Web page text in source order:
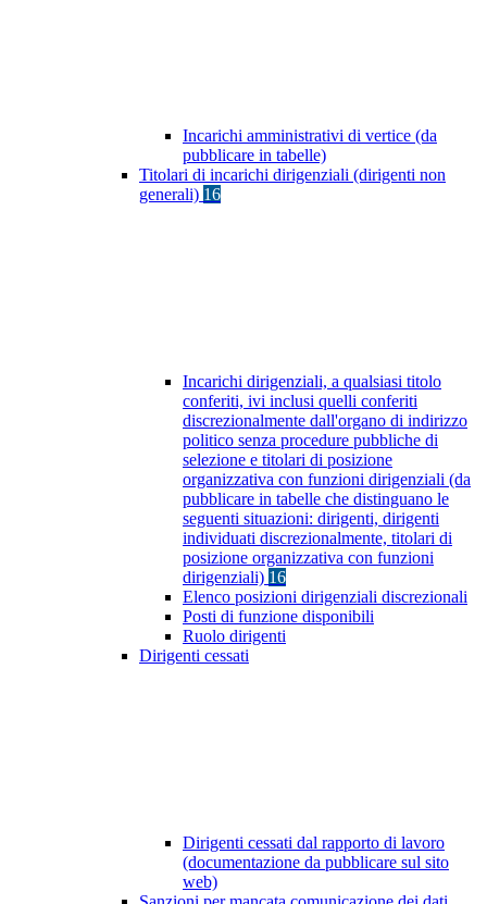
Incarichi amministrativi di vertice (da
pubblicare in tabelle)
Titolari di incarichi dirigenziali (dirigenti non
generali) 16
Incarichi dirigenziali, a qualsiasi titolo
conferiti, ivi inclusi quelli conferiti
discrezionalmente dall'organo di indirizzo
politico senza procedure pubbliche di
selezione e titolari di posizione
organizzativa con funzioni dirigenziali (da
pubblicare in tabelle che distinguano le
seguenti situazioni: dirigenti, dirigenti
individuati discrezionalmente, titolari di
posizione organizzativa con funzioni
dirigenziali) 16
Elenco posizioni dirigenziali discrezionali
Posti di funzione disponibili
Ruolo dirigenti
Dirigenti cessati
Dirigenti cessati dal rapporto di lavoro
(documentazione da pubblicare sul sito
web)